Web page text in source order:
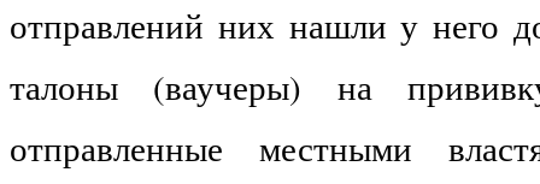
отправлений них нашли у него
талоны (ваучеры) на
отправленные местными